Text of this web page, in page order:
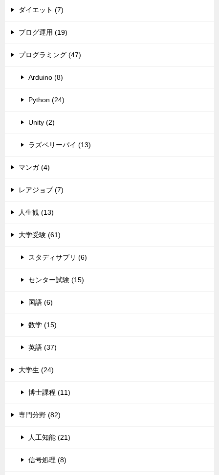
ダイエット (7)
ブログ運用 (19)
プログラミング (47)
Arduino (8)
Python (24)
Unity (2)
ラズベリーパイ (13)
マンガ (4)
レアジョブ (7)
人生観 (13)
大学受験 (61)
スタディサプリ (6)
センター試験 (15)
国語 (6)
数学 (15)
英語 (37)
大学生 (24)
博士課程 (11)
専門分野 (82)
人工知能 (21)
信号処理 (8)